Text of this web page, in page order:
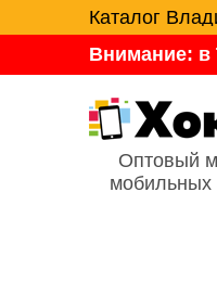
Каталог
Внимание: в
Оптовый
мобильных